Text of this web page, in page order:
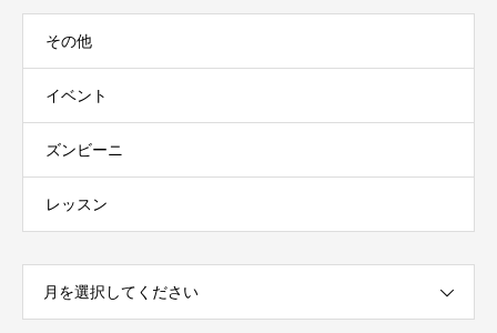
その他
イベント
ズンビーニ
レッスン
月を選択してください